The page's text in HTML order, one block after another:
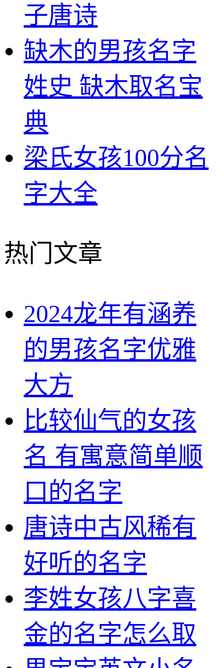
子唐诗
缺木的男孩名字
姓史 缺木取名宝
典
梁氏女孩100分名
字大全
热门文章
2024龙年有涵养
的男孩名字优雅
大方
比较仙气的女孩
名 有寓意简单顺
口的名字
唐诗中古风稀有
好听的名字
李姓女孩八字喜
金的名字怎么取